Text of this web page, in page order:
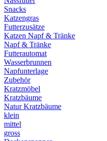
Snacks
Katzengras
Futterzusätze
Katzen Napf & Tränke
Napf & Tränke
Futterautomat
Wasserbrunnen
Napfunterlage
Zubehör
Kratzmöbel
Kratzbäume
Natur Kratzbäume
klein
mittel
gross